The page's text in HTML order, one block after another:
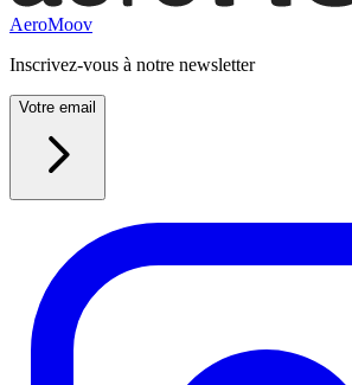
AeroMoov
Inscrivez-vous à notre newsletter
Votre email